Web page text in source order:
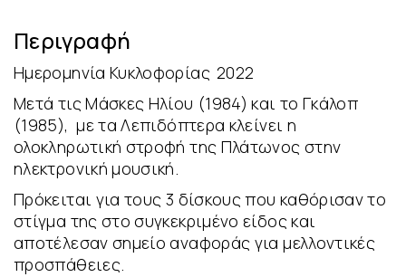
Περιγραφή
Ημερομηνία Κυκλοφορίας 2022
Μετά τις Μάσκες Ηλίου (1984) και το Γκάλοπ
(1985), με τα Λεπιδόπτερα κλείνει η
ολοκληρωτική στροφή της Πλάτωνος στην
ηλεκτρονική μουσική.
Πρόκειται για τους 3 δίσκους που καθόρισαν το
στίγμα της στο συγκεκριμένο είδος και
αποτέλεσαν σημείο αναφοράς για μελλοντικές
προσπάθειες.